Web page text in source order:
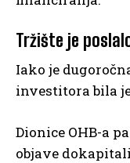
Tržište je
Iako je
investitora bila
Dionice OHB-a
objave